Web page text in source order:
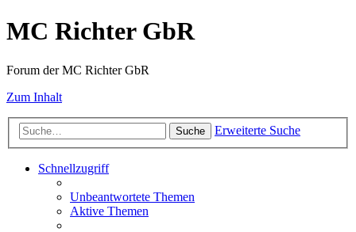
MC Richter GbR
Forum der MC Richter GbR
Zum Inhalt
Suche Erweiterte Suche
Schnellzugriff
Unbeantwortete Themen
Aktive Themen